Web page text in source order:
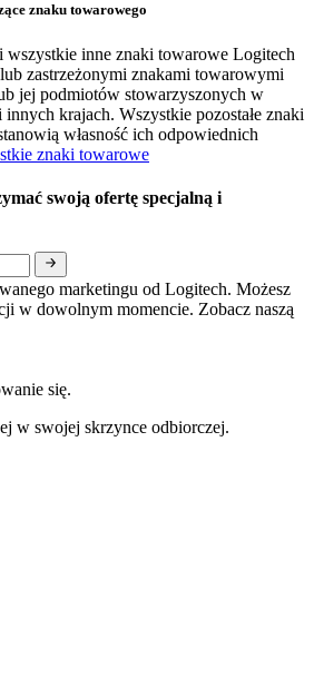
znaku towarowego
inne znaki towarowe Logitech
zastrzeżonymi znakami towarowymi
jej podmiotów stowarzyszonych w
krajach. Wszystkie pozostałe znaki
własność ich odpowiednich
znaki towarowe
swoją ofertę specjalną i
marketingu od Logitech. Możesz
w dowolnym momencie. Zobacz naszą
się.
w swojej skrzynce odbiorczej.